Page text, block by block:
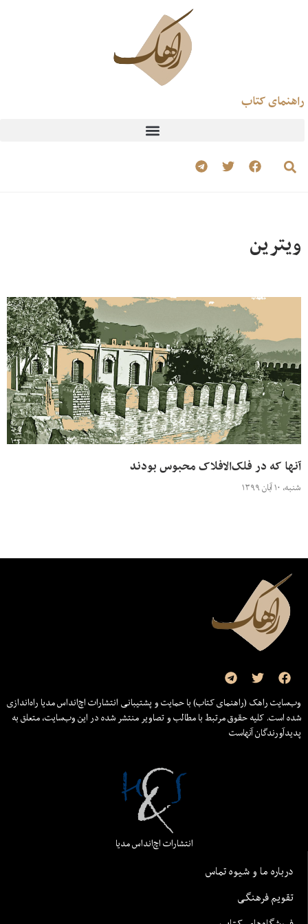
راهنمای کتاب
ویترین
آنها که در فلک‌الافلاک محبوس بودند
شنبه، ۱۰ آبان ۱۳۹۹
وب‌سایت راهک (راهنمای کتاب) با حمایت و پشتیبانی انتشارات اچ‌اند‌اس مدیا راه‌اندازی
شده است. کلیه حقوق مرتبط با مطالب و تصاویر منتشر شده در این وب‌سایت، متعلق به
پدیدآورندگان آنهاست
انتشارات اچ‌اند‌اس مدیا
درباره ما و شیوه تماس
تقویم فرهنگی